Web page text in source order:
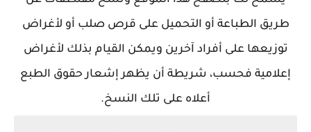
طريق الطباعة أو التحميل على قرص صلب أو لأغراض
توزيعها على أفراد آخرين ويمكن القيام بذلك لأغراض
إعلامية فحسب، شريطة أن يظهر إشعار حقوق الطبع
أعلاه على تلك النسخ.